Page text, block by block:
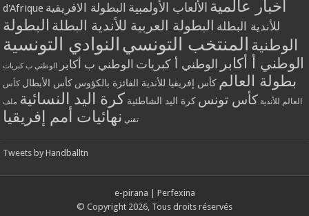
d'Afrique
أخبار عالمية الألعاب الأولمبية البطولة الافريقية
للأندية البطلة البطولة العربية للأندية البطلة البطولة
الوطنية المنتخب التونسي النوادي التونسية
الوطني أ أكابر الوطني أ كبريات الوطني ب أكابر الوطني ب كبريات
بطولة العالم كأس إفريقيا للأندية الفائزة بالكؤوس كأس الأبطال كأس
العالم للأندية كأس تونس كرة اليد الشاطئية كرة اليد النسائية ملف
تقني نهائيات أمم إفريقيا
Tweets by Handballtn
e-pirana
Perfexina
© Copyright 2026, Tous droits réservés